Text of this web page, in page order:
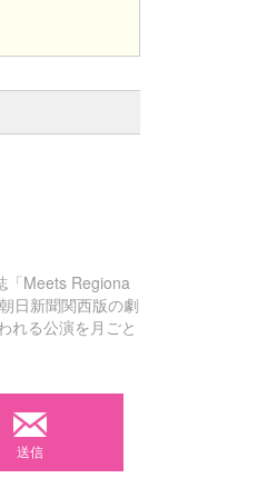
「Meets Regiona
日新聞関西版の劇
れる公演を月ごと
送信